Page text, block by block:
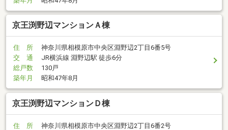
京王渕野辺マンションＡ棟
住 所
神奈川県相模原市中央区淵野辺2丁目6番5号
交 通
JR横浜線 淵野辺駅 徒歩6分
総戸数
130戸
築年月
昭和47年8月
京王渕野辺マンションＤ棟
住 所
神奈川県相模原市中央区淵野辺2丁目6番2号